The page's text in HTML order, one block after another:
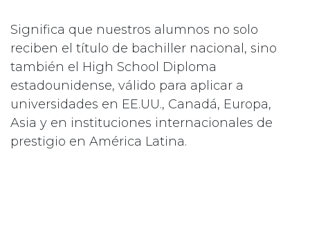
Significa que nuestros alumnos no solo
reciben el título de bachiller nacional, sino
también el High School Diploma
estadounidense, válido para aplicar a
universidades en EE.UU., Canadá, Europa,
Asia y en instituciones internacionales de
prestigio en América Latina.